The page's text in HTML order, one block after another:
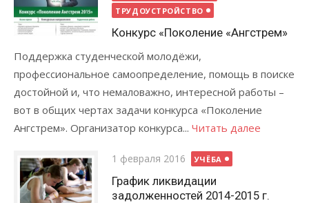
ТРУДОУСТРОЙСТВО
Конкурс «Поколение «Ангстрем»
Поддержка студенческой молодёжи,
профессиональное самоопределение, помощь в поиске
достойной и, что немаловажно, интересной работы –
вот в общих чертах задачи конкурса «Поколение
Ангстрем». Организатор конкурса... Читать далее
Posted
on
1 февраля 2016 УЧЁБА
График ликвидации
задолженностей 2014-2015 г.